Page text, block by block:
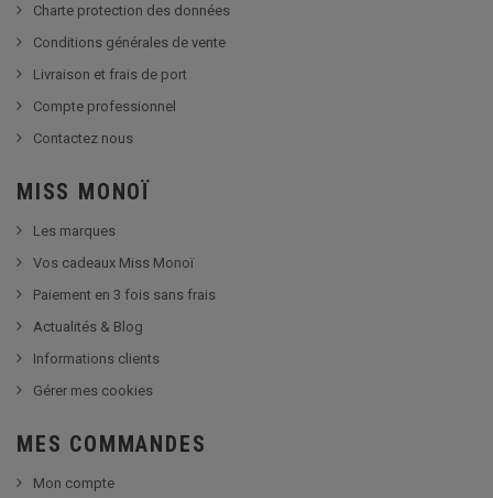
Charte protection des données
Conditions générales de vente
Livraison et frais de port
Compte professionnel
Contactez nous
MISS MONOÏ
Les marques
Vos cadeaux Miss Monoï
Paiement en 3 fois sans frais
Actualités & Blog
Informations clients
Gérer mes cookies
MES COMMANDES
Mon compte